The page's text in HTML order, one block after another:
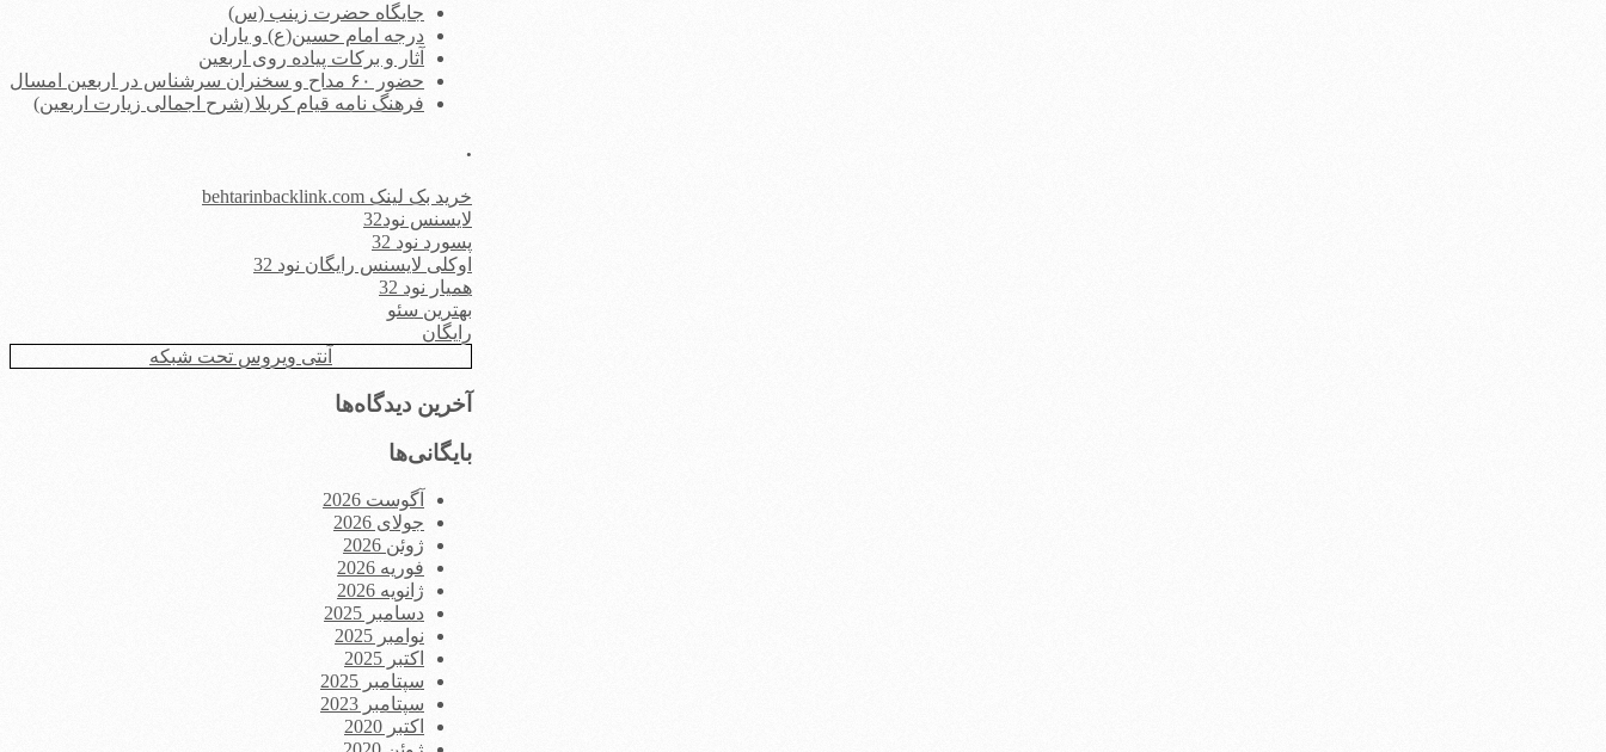
جایگاه حضرت زینب (س)
درجه امام حسین(ع) و یاران
آثار و برکات پیاده روی اربعین
حضور ۶۰ مداح و سخنران سرشناس در اربعین امسال
فرهنگ نامه قیام کربلا (شرح اجمالی زیارت اربعین)
.
خرید بک لینک behtarinbacklink.com
لایسنس نود32
پسورد نود 32
اوکلی لایسنس رایگان نود 32
همیار نود 32
بهترین سئو
رایگان
آنتی ویروس تحت شبکه
آخرین دیدگاه‌ها
بایگانی‌ها
آگوست 2026
جولای 2026
ژوئن 2026
فوریه 2026
ژانویه 2026
دسامبر 2025
نوامبر 2025
اکتبر 2025
سپتامبر 2025
سپتامبر 2023
اکتبر 2020